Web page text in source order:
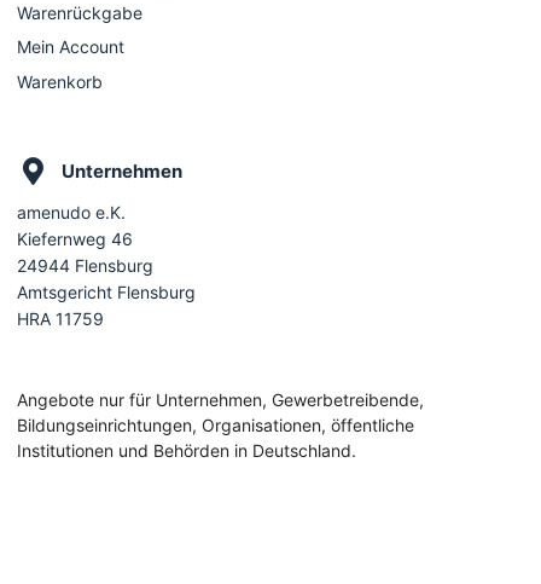
Warenrückgabe
Mein Account
Warenkorb
Unternehmen
amenudo e.K.
Kiefernweg 46
24944 Flensburg
Amtsgericht Flensburg
HRA 11759
Angebote nur für Unternehmen, Gewerbetreibende,
Bildungseinrichtungen, Organisationen, öffentliche
Institutionen und Behörden in Deutschland.